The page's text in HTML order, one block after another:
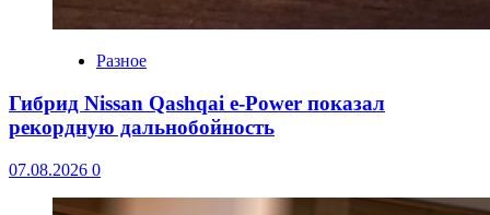
Разное
Гибрид Nissan Qashqai e-Power показал
рекордную дальнобойность
07.08.2026 0